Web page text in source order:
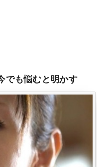
でも悩むと明かす